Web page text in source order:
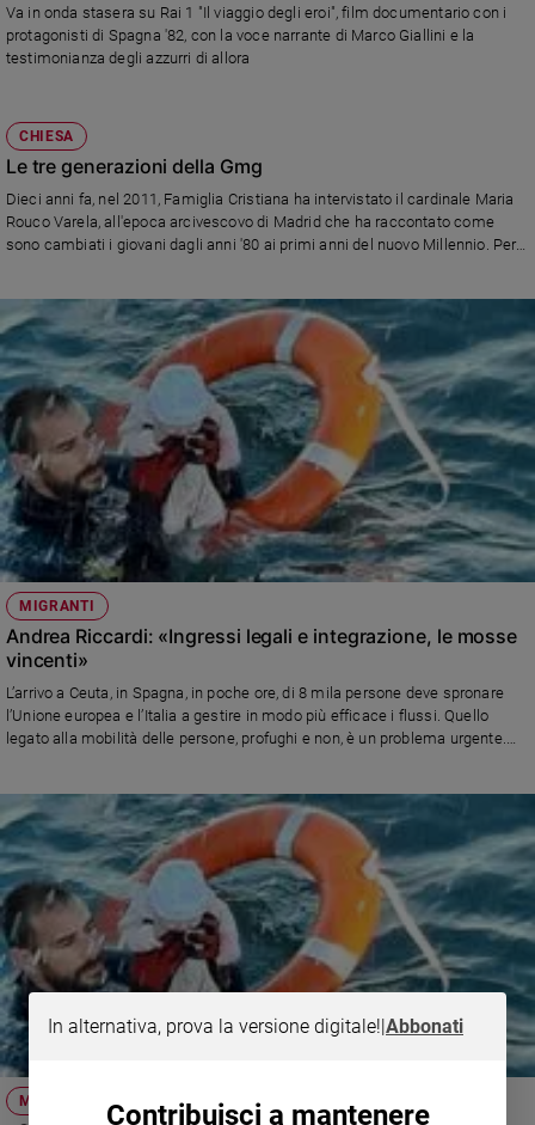
Va in onda stasera su Rai 1 "Il viaggio degli eroi", film documentario con i
protagonisti di Spagna '82, con la voce narrante di Marco Giallini e la
testimonianza degli azzurri di allora
CHIESA
Le tre generazioni della Gmg
Dieci anni fa, nel 2011, Famiglia Cristiana ha intervistato il cardinale Maria
Rouco Varela, all'epoca arcivescovo di Madrid che ha raccontato come
sono cambiati i giovani dagli anni '80 ai primi anni del nuovo Millennio. Per
che hanno aderito all'invito...
MIGRANTI
Andrea Riccardi: «Ingressi legali e integrazione, le mosse
vincenti»
L’arrivo a Ceuta, in Spagna, in poche ore, di 8 mila persone deve spronare
l’Unione europea e l’Italia a gestire in modo più efficace i flussi. Quello
legato alla mobilità delle persone, profughi e non, è un problema urgente.
MIGRANTI
In alternativa, prova la versione digitale!|Abbonati
Contribuisci a mantenere